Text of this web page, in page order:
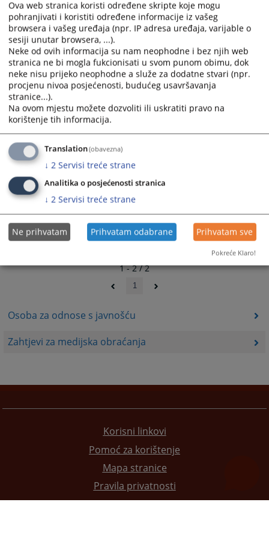
Osoba za odnose s javnošću
Zahtjevi za medijska obraćanja
and
select
a
date.
Press
the
question
mark
key
get
the
keyboard
shortcuts
for
dates.
and
select
a
date.
Press
the
question
mark
key
the
keyboard
shortcuts
for
dates.
1 - 2 / 2
1
Korisni linkovi
Pomoć za korištenje
Mapa stranice
Pravila privatnosti
Ova web stranica koristi određene skripte koje mogu
pohranjivati i koristiti određene informacije iz vašeg
browsera i vašeg uređaja (npr. IP adresa uređaja, varijable o
sesiji unutar browsera, ...).
Neke od ovih informacija su nam neophodne i bez njih web
stranica ne bi mogla fukcionisati u svom punom obimu, dok
neke nisu prijeko neophodne a služe za dodatne stvari (npr.
procjenu nivoa posjećenosti, budućeg usavršavanja
stranice...).
Na ovom mjestu možete dozvoliti ili uskratiti pravo na
korištenje tih informacija.
Translation(obavezna)
↓ 2 Servisi treće strane
Analitika o posjećenosti stranica
↓ 2 Servisi treće strane
Ne prihvatam Prihvatam odabrane Prihvatam sve
Pokreće Klaro!